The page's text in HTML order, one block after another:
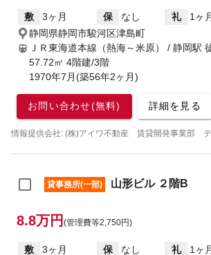
敷 3ヶ月 保 なし 礼
1ヶ
静岡県静岡市駿河区津島町
ＪＲ東海道本線（熱海～米原） / 静岡駅
57.72㎡ 4階建/3階
1970年7月(築56年2ヶ月)
お問い合わせ(無料) 詳細を見る
情報提供会社: (株)アイワ不動産 賃貸開発事業部
貸事務所(一部) 山形ビル ２階B
8.8万円 (管理費等2,750円)
敷 3ヶ月 保 なし 礼 1ヶ